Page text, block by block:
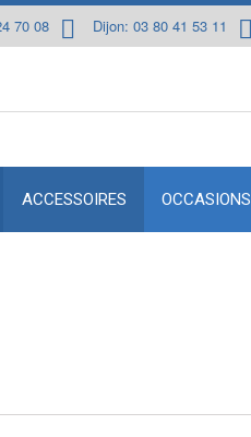
70 08 Dijon: 03 80 41 53 11
ACCESSOIRES OCCASIONS